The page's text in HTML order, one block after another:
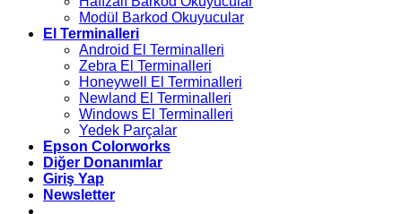
Modül Barkod Okuyucular
El Terminalleri
Android El Terminalleri
Zebra El Terminalleri
Honeywell El Terminalleri
Newland El Terminalleri
Windows El Terminalleri
Yedek Parçalar
Epson Colorworks
Diğer Donanımlar
Giriş Yap
Newsletter